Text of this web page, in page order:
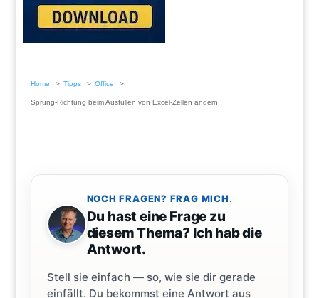
Home Tipps Office
Sprung-Richtung beim Ausfüllen von Excel-Zellen ändern
NOCH FRAGEN? FRAG MICH.
Du hast eine Frage zu
diesem Thema? Ich hab die
Antwort.
Stell sie einfach — so, wie sie dir gerade
einfällt. Du bekommst eine Antwort aus